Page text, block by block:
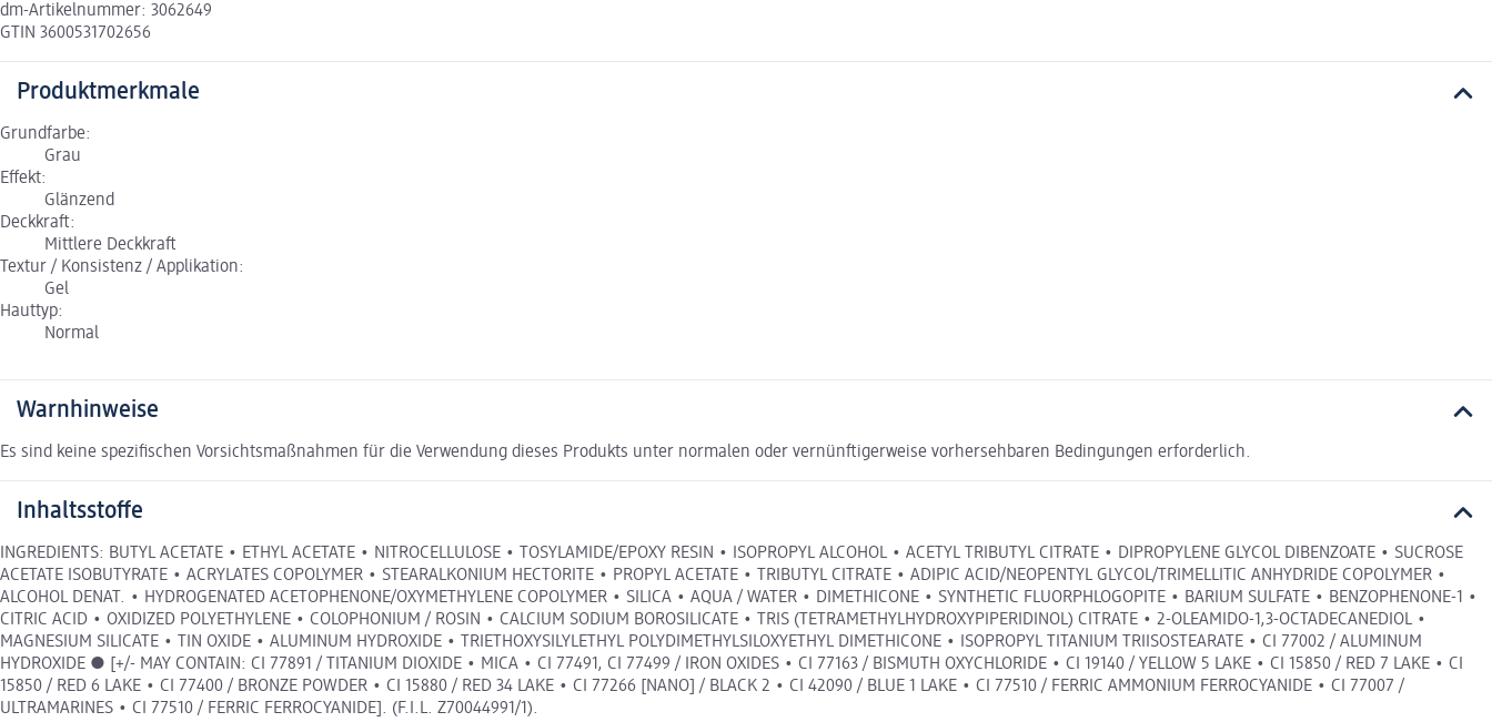
dm-Artikelnummer: 3062649
GTIN 3600531702656
Produktmerkmale
Grundfarbe:
Grau
Effekt:
Glänzend
Deckkraft:
Mittlere Deckkraft
Textur / Konsistenz / Applikation:
Gel
Hauttyp:
Normal
Warnhinweise
Es sind keine spezifischen Vorsichtsmaßnahmen für die Verwendung dieses Produkts unter normalen oder vernünftigerweise vorhersehbaren Bedingungen erforderlich.
Inhaltsstoffe
INGREDIENTS: BUTYL ACETATE • ETHYL ACETATE • NITROCELLULOSE • TOSYLAMIDE/EPOXY RESIN • ISOPROPYL ALCOHOL • ACETYL TRIBUTYL CITRATE • DIPROPYLENE GLYCOL DIBENZOATE • SUCROSE
ACETATE ISOBUTYRATE • ACRYLATES COPOLYMER • STEARALKONIUM HECTORITE • PROPYL ACETATE • TRIBUTYL CITRATE • ADIPIC ACID/NEOPENTYL GLYCOL/TRIMELLITIC ANHYDRIDE COPOLYMER •
ALCOHOL DENAT. • HYDROGENATED ACETOPHENONE/OXYMETHYLENE COPOLYMER • SILICA • AQUA / WATER • DIMETHICONE • SYNTHETIC FLUORPHLOGOPITE • BARIUM SULFATE • BENZOPHENONE-1 •
CITRIC ACID • OXIDIZED POLYETHYLENE • COLOPHONIUM / ROSIN • CALCIUM SODIUM BOROSILICATE • TRIS (TETRAMETHYLHYDROXYPIPERIDINOL) CITRATE • 2-OLEAMIDO-1,3-OCTADECANEDIOL •
MAGNESIUM SILICATE • TIN OXIDE • ALUMINUM HYDROXIDE • TRIETHOXYSILYLETHYL POLYDIMETHYLSILOXYETHYL DIMETHICONE • ISOPROPYL TITANIUM TRIISOSTEARATE • CI 77002 / ALUMINUM
HYDROXIDE ● [+/- MAY CONTAIN: CI 77891 / TITANIUM DIOXIDE • MICA • CI 77491, CI 77499 / IRON OXIDES • CI 77163 / BISMUTH OXYCHLORIDE • CI 19140 / YELLOW 5 LAKE • CI 15850 / RED 7 LAKE • CI
15850 / RED 6 LAKE • CI 77400 / BRONZE POWDER • CI 15880 / RED 34 LAKE • CI 77266 [NANO] / BLACK 2 • CI 42090 / BLUE 1 LAKE • CI 77510 / FERRIC AMMONIUM FERROCYANIDE • CI 77007 /
ULTRAMARINES • CI 77510 / FERRIC FERROCYANIDE]. (F.I.L. Z70044991/1).